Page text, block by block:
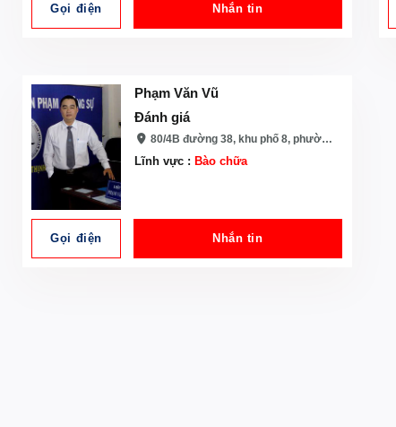
Gọi điện Nhắn tin
Phạm Văn Vũ
Đánh giá
80/4B đường 38, khu phố 8, phường Hiệp Bình Chánh, Thủ Đức, Tp HCM
Lĩnh vực : Bào chữa
Gọi điện Nhắn tin